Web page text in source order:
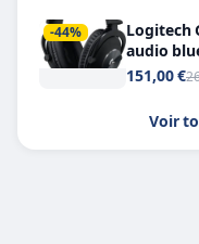
-44%
Logitech
audio
151,00 €
Voir